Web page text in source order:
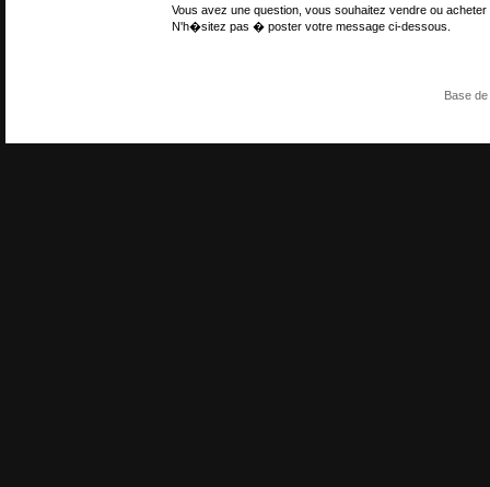
Vous avez une question, vous souhaitez vendre ou
N'h�sitez pas � poster votre message ci-dessous.
Base